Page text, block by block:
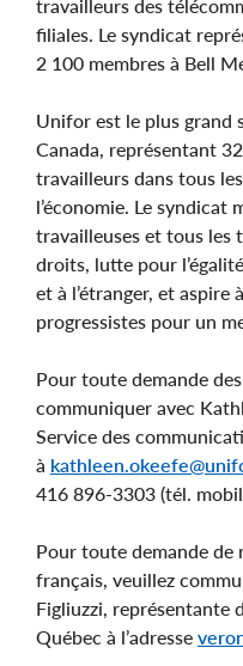
travailleurs des
filiales. Le syndicat
2 100 membres à Bell
Unifor est le plus grand
Canada, représentant
travailleurs dans tous
l’économie. Le syndicat
travailleuses et tous les
droits, lutte pour
et à l’étranger, et aspire
progressistes pour un
Pour toute demande
communiquer avec
Service des
à
416 896-3303 (tél.
Pour toute demande de
français, veuillez
Figliuzzi, représentante
Québec à l’adresse